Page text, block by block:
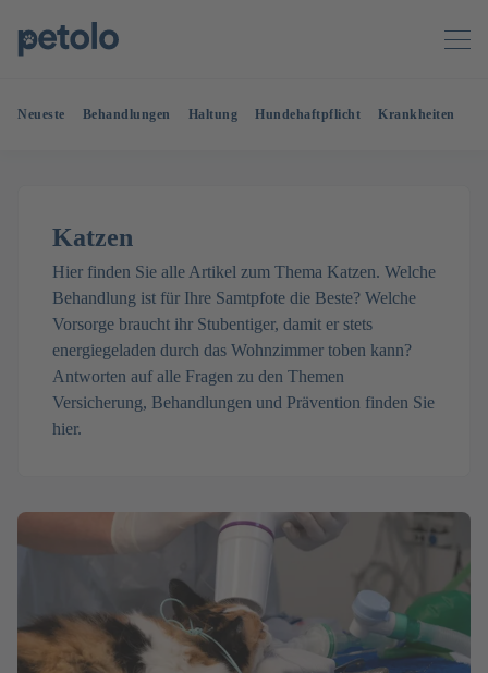
Neueste Behandlungen Haltung Hundehaftpflicht Krankheiten
Katzen
Hier finden Sie alle Artikel zum Thema Katzen. Welche
Behandlung ist für Ihre Samtpfote die Beste? Welche
Vorsorge braucht ihr Stubentiger, damit er stets
energiegeladen durch das Wohnzimmer toben kann?
Antworten auf alle Fragen zu den Themen
Versicherung, Behandlungen und Prävention finden Sie
hier.